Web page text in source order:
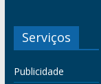
Serviços
Publicidade